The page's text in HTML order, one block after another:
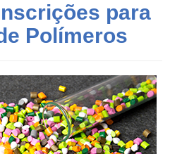
para
Polímeros